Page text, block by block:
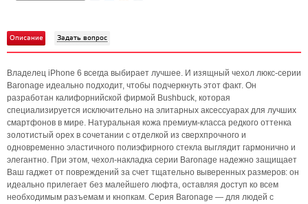
Описание Задать вопрос
Владелец iPhone 6 всегда выбирает лучшее. И изящный чехол люкс-серии
Baronage идеально подходит, чтобы подчеркнуть этот факт. Он
разработан калифорнийской фирмой Bushbuck, которая
специализируется исключительно на элитарных аксессуарах для лучших
смартфонов в мире. Натуральная кожа премиум-класса редкого оттенка
золотистый орех в сочетании с отделкой из сверхпрочного и
одновременно эластичного полиэфирного стекла выглядит гармонично и
элегантно. При этом, чехол-накладка серии Baronage надежно защищает
Ваш гаджет от повреждений за счет тщательно выверенных размеров: он
идеально прилегает без малейшего люфта, оставляя доступ ко всем
необходимым разъемам и кнопкам. Серия Baronage — для людей с